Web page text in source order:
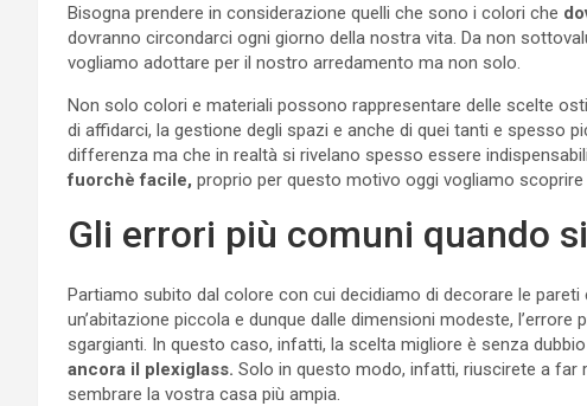
Bisogna prendere in considerazione quelli che sono i colori che
dovranno circondarci ogni giorno della nostra vita. Da non
vogliamo adottare per il nostro arredamento ma non solo.
Non solo colori e materiali possono rappresentare delle scelte
di affidarci, la gestione degli spazi e anche di quei tanti e spesso
differenza ma che in realtà si rivelano spesso essere
fuorchè facile, proprio per questo motivo oggi vogliamo scoprire
Gli errori più comuni quando
Partiamo subito dal colore con cui decidiamo di decorare le
un’abitazione piccola e dunque dalle dimensioni modeste,
sgargianti. In questo caso, infatti, la scelta migliore è senza
ancora il plexiglass. Solo in questo modo, infatti, riuscirete a
sembrare la vostra casa più ampia.